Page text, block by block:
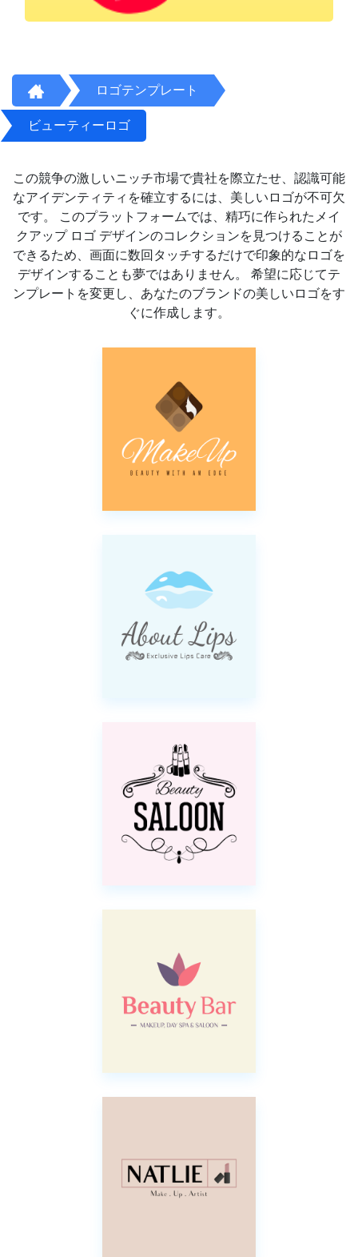
ロゴテンプレート
ビューティーロゴ
この競争の激しいニッチ市場で貴社を際立たせ、認識可能
なアイデンティティを確立するには、美しいロゴが不可欠
です。 このプラットフォームでは、精巧に作られたメイ
クアップ ロゴ デザインのコレクションを見つけることが
できるため、画面に数回タッチするだけで印象的なロゴを
デザインすることも夢ではありません。 希望に応じてテ
ンプレートを変更し、あなたのブランドの美しいロゴをす
ぐに作成します。